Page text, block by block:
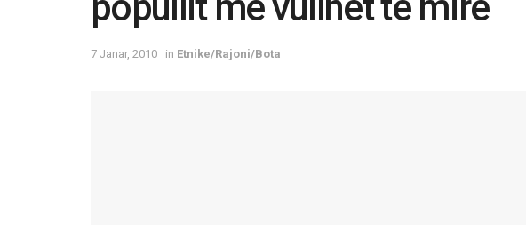
7 Janar, 2010 in Etnike/Rajoni/Bota